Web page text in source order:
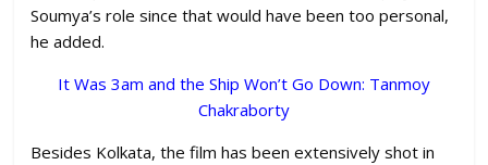
Soumya’s role since that would have been too personal,
he added.
It Was 3am and the Ship Won’t Go Down: Tanmoy
Chakraborty
Besides Kolkata, the film has been extensively shot in